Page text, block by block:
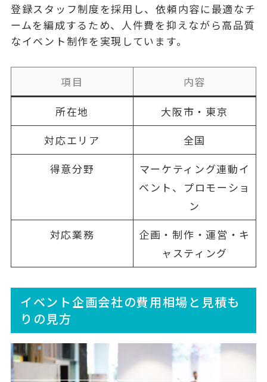
登録スタッフ制度を採用し、依頼内容に最適なチ
ームを編成するため、
人件費を抑えながら高品質
なイベント制作を実現しています。
項目
内容
所在地
大阪市・東京
対応エリア
全国
得意分野
マーケティング連動イ
ベント、プロモーショ
ン
対応業務
企画・制作・運営・キ
ャスティング
イベント企画会社の費用相場と見積も
りの見方